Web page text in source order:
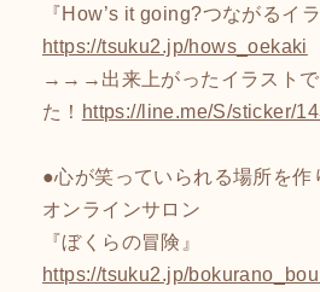
『How’s it going?つながるイラ
https://tsuku2.jp/hows_oekaki
→→→出来上がったイラストで
た！ https://line.me/S/sticker/
●心が笑っていられる場所を作
オンラインサロン
『ぼくらの冒険』
https://tsuku2.jp/